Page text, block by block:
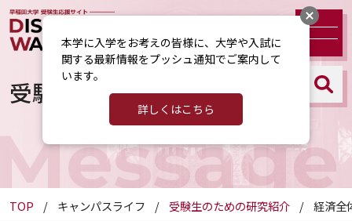
受験生のための研究紹介
TOP キャンパスライフ 受験生のための研究紹介 経済全
本学に入学をお考えの皆様に、大学や入試に
関する最新情報をプッシュ通知でご案内して
います。
詳しくはこちら